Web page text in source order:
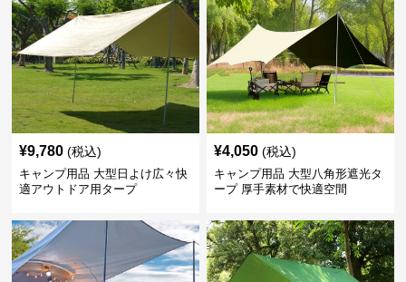
¥9,780 (税込)
キャンプ用品 大型日よけ広々快
適アウトドア用タープ
¥4,050 (税込)
キャンプ用品 大型八角形遮光タ
ープ 厚手素材で快適空間